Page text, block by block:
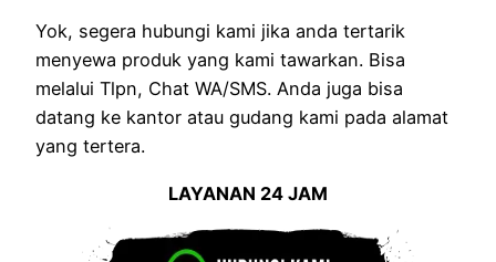
Yok, segera hubungi kami jika anda tertarik
menyewa produk yang kami tawarkan. Bisa
melalui Tlpn, Chat WA/SMS. Anda juga bisa
datang ke kantor atau gudang kami pada alamat
yang tertera.
LAYANAN 24 JAM